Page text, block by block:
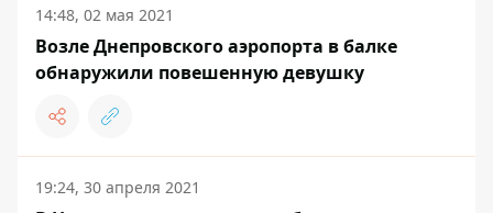
14:48, 02 мая 2021
Возле Днепровского аэропорта в балке
обнаружили повешенную девушку
19:24, 30 апреля 2021